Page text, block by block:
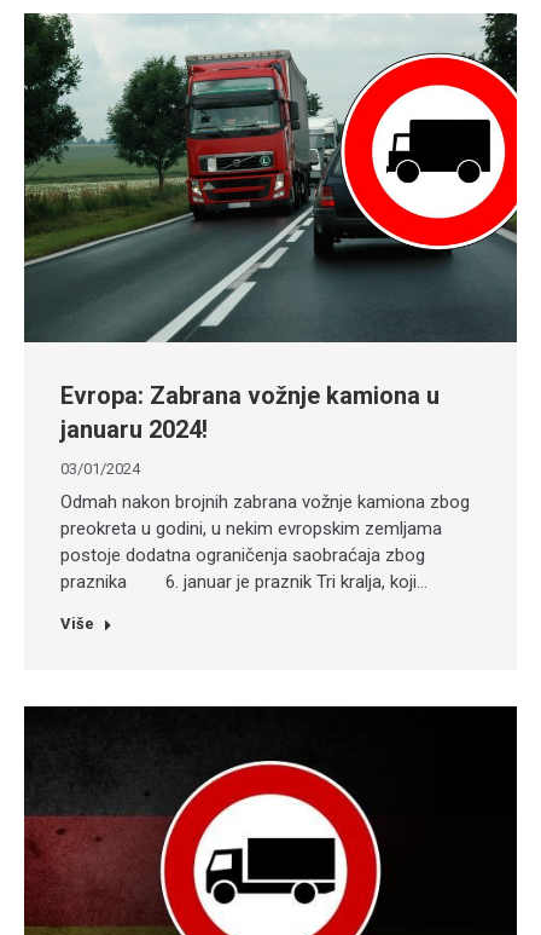
Evropa: Zabrana vožnje kamiona u
januaru 2024!
03/01/2024
Odmah nakon brojnih zabrana vožnje kamiona zbog
preokreta u godini, u nekim evropskim zemljama
postoje dodatna ograničenja saobraćaja zbog
praznika 6. januar je praznik Tri kralja, koji…
Više